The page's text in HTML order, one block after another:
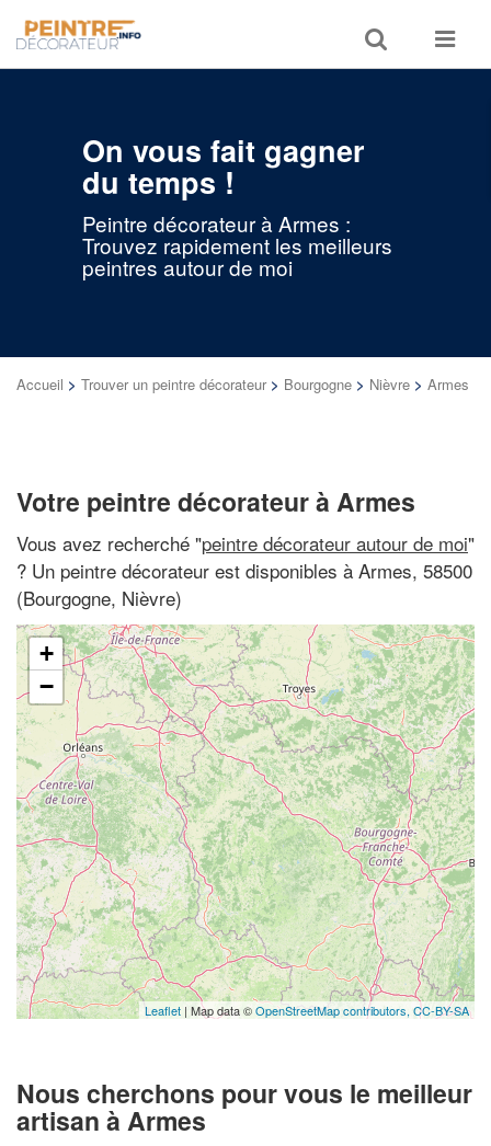
Toggle
search
Toggle
On vous fait gagner
du temps !
Peintre décorateur à Armes :
Trouvez rapidement les meilleurs
peintres autour de moi
Accueil > Trouver un peintre décorateur > Bourgogne > Nièvre > Armes
Votre peintre décorateur à Armes
Vous avez recherché "peintre décorateur autour de moi"
? Un peintre décorateur est disponibles à Armes, 58500
(Bourgogne, Nièvre)
+
−
Leaflet | Map data ©OpenStreetMap contributors, CC-BY-SA
Nous cherchons pour vous le meilleur
artisan à Armes